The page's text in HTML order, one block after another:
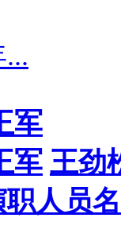
军
军 王劲
人员